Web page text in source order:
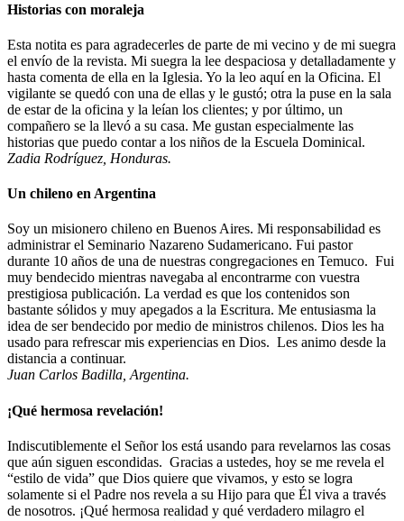
Historias con moraleja
Esta notita es para agradecerles de parte de mi vecino y de mi suegra
el envío de la revista. Mi suegra la lee despaciosa y detalladamente y
hasta comenta de ella en la Iglesia. Yo la leo aquí en la Oficina. El
vigilante se quedó con una de ellas y le gustó; otra la puse en la sala
de estar de la oficina y la leían los clientes; y por último, un
compañero se la llevó a su casa. Me gustan especialmente las
historias que puedo contar a los niños de la Escuela Dominical.
Zadia Rodríguez, Honduras.
Un chileno en Argentina
Soy un misionero chileno en Buenos Aires. Mi responsabilidad es
administrar el Seminario Nazareno Sudamericano. Fui pastor
durante 10 años de una de nuestras congregaciones en Temuco. Fui
muy bendecido mientras navegaba al encontrarme con vuestra
prestigiosa publicación. La verdad es que los contenidos son
bastante sólidos y muy apegados a la Escritura. Me entusiasma la
idea de ser bendecido por medio de ministros chilenos. Dios les ha
usado para refrescar mis experiencias en Dios. Les animo desde la
distancia a continuar.
Juan Carlos Badilla, Argentina.
¡Qué hermosa revelación!
Indiscutiblemente el Señor los está usando para revelarnos las cosas
que aún siguen escondidas. Gracias a ustedes, hoy se me revela el
“estilo de vida” que Dios quiere que vivamos, y esto se logra
solamente si el Padre nos revela a su Hijo para que Él viva a través
de nosotros. ¡Qué hermosa realidad y qué verdadero milagro el